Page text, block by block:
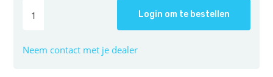
Login om te bestellen
Neem contact met je dealer